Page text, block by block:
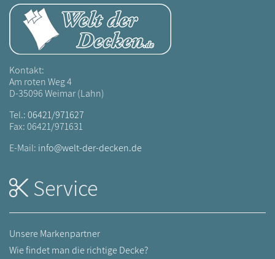
Kontakt:
Am roten Weg 4
D-35096 Weimar (Lahn)
Tel.:06421/971627
Fax: 06421/971631
E-Mail: info@welt-der-decken.de
Service
Unsere Markenpartner
Wie findet man die richtige Decke?